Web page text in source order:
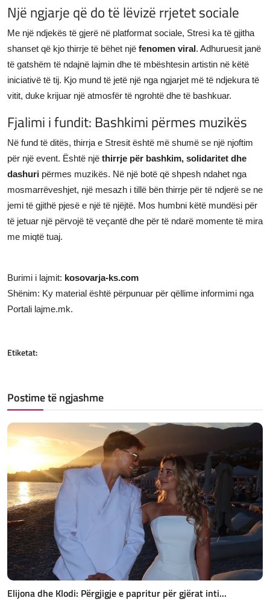
Një ngjarje që do të lëvizë rrjetet sociale
Me një ndjekës të gjerë në platformat sociale, Stresi ka të gjitha
shanset që kjo thirrje të bëhet një fenomen viral. Adhuruesit janë
të gatshëm të ndajnë lajmin dhe të mbështesin artistin në këtë
iniciativë të tij. Kjo mund të jetë një nga ngjarjet më të ndjekura të
vitit, duke krijuar një atmosfër të ngrohtë dhe të bashkuar.
Fjalimi i fundit: Bashkimi përmes muzikës
Në fund të ditës, thirrja e Stresit është më shumë se një njoftim
për një event. Është një thirrje për bashkim, solidaritet dhe
dashuri përmes muzikës. Në një botë që shpesh ndahet nga
mosmarrëveshjet, një mesazh i tillë bën thirrje për të ndjerë se ne
jemi të gjithë pjesë e një të njëjtë. Mos humbni këtë mundësi për
të jetuar një përvojë të veçantë dhe për të ndarë momente të mira
me miqtë tuaj.
Burimi i lajmit: kosovarja-ks.com
Shënim: Ky material është përpunuar për qëllime informimi nga
Portali lajme.mk.
Etiketat:
Postime të ngjashme
Elijona dhe Klodi: Përgjigje e papritur për gjërat inti...